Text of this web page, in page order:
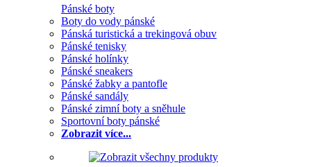
Pánské boty
Boty do vody pánské
Pánská turistická a trekingová obuv
Pánské tenisky
Pánské holínky
Pánské sneakers
Pánské žabky a pantofle
Pánské sandály
Pánské zimní boty a sněhule
Sportovní boty pánské
Zobrazit více...